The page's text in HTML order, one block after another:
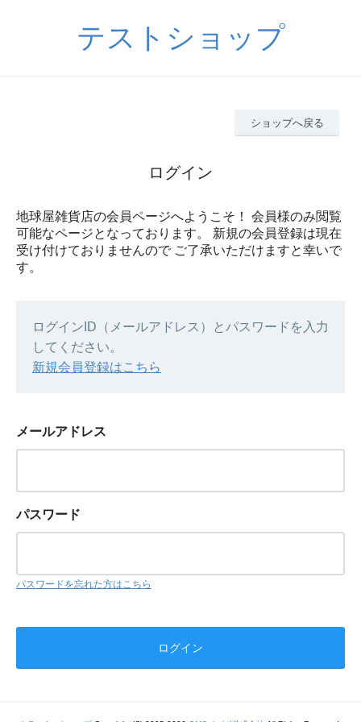
テストショップ
ショップへ戻る
ログイン
地球屋雑貨店の会員ページへようこそ！ 会員様のみ閲覧
可能なページとなっております。 新規の会員登録は現在
受け付けておりませんので ご了承いただけますと幸いで
す。
ログインID（メールアドレス）とパスワードを入力
してください。
新規会員登録はこちら
メールアドレス
パスワード
パスワードを忘れた方はこちら